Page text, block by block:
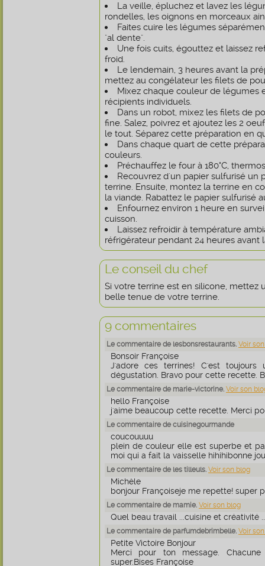
La veille, épluchez et lavez les
rondelles, les oignons en morceaux
Faites cuire les légumes
"al dente".
Une fois cuits, égouttez et laissez
froid.
Le lendemain, 3 heures avant la
mettez au congélateur les filets de
Mixez chaque couleur de légumes
récipients individuels.
Dans un robot, mixez les filets de
fine. Salez, poivrez et ajoutez les 2
le tout. Séparez cette préparation en
Dans chaque quart de cette
couleurs.
Préchauffez le four à 180°C,
Recouvrez d'un papier sulfurisé un
terrine. Ensuite, montez la terrine en
la viande. Rabattez le papier sulfurisé
Enfournez environ 1 heure en
cuisson.
Laissez refroidir à température
réfrigérateur pendant 24 heures avant
Le conseil du chef
Si votre terrine est en silicone, mettez
belle tenue de votre terrine.
9 commentaires
Le commentaire de lesbonsrestaurants. Voir
Bonsoir Françoise
J'adore ces terrines! C'est
dégustation. Bravo pour cette recette.
Le commentaire de marie-victorine. Voir son
hello Françoise
j'aime beaucoup cette recette. Merci
Le commentaire de cuisinegourmande
coucouuuu
plein de couleur elle est superbe et
moi qui a fait la vaisselle hihihibonne
Le commentaire de les tilleuls. Voir son blog
Michèle
bonjour Françoiseje me repette! super
Le commentaire de mamie. Voir son blog
Quel beau travail ...cuisine et créativité
Le commentaire de parfumdebrimbelle. Voir
Petite Victoire Bonjour
Merci pour ton message.
super.Bises Françoise